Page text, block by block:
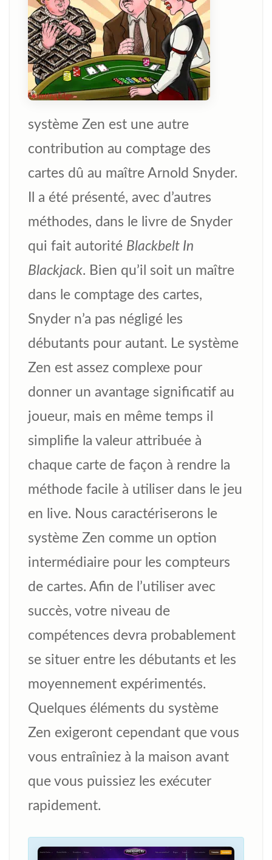
système Zen est une autre
contribution au comptage des
cartes dû au maître Arnold Snyder.
Il a été présenté, avec d’autres
méthodes, dans le livre de Snyder
qui fait autorité Blackbelt In
Blackjack. Bien qu’il soit un maître
dans le comptage des cartes,
Snyder n’a pas négligé les
débutants pour autant. Le système
Zen est assez complexe pour
donner un avantage significatif au
joueur, mais en même temps il
simplifie la valeur attribuée à
chaque carte de façon à rendre la
méthode facile à utiliser dans le jeu
en live. Nous caractériserons le
système Zen comme un option
intermédiaire pour les compteurs
de cartes. Afin de l’utiliser avec
succès, votre niveau de
compétences devra probablement
se situer entre les débutants et les
moyennement expérimentés.
Quelques éléments du système
Zen exigeront cependant que vous
vous entraîniez à la maison avant
que vous puissiez les exécuter
rapidement.